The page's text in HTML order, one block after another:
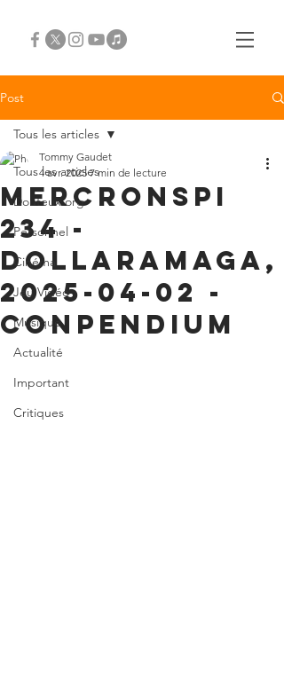
Post
Tous les articles
Douteux.org
Personnel
Cinéma
Jeu Vidéo
Musique
Actualité
Important
Critiques
Tous les articles
Mercronspi
234 -
Dollaramaga,
2025-04-02 -
conpendium
Tommy Gaudet
4 avr. 2025 7 min de lecture